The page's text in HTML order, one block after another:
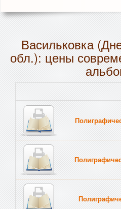
Васильковка
обл.): цены